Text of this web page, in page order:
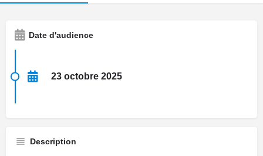
Date d'audience
23 octobre 2025
Description